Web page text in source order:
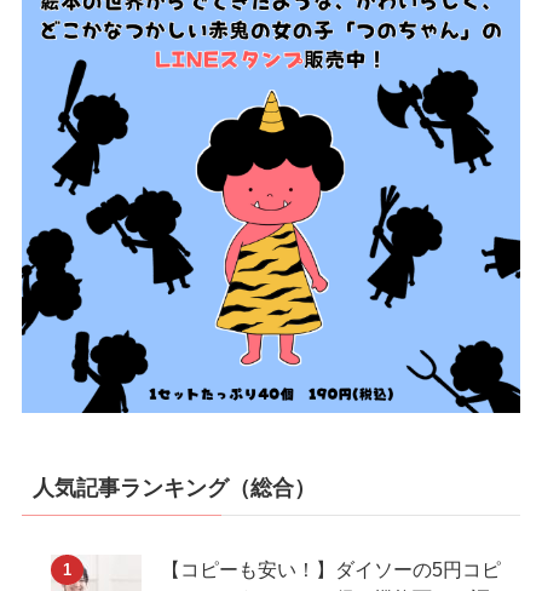
人気記事ランキング（総合）
【コピーも安い！】ダイソーの5円コピ